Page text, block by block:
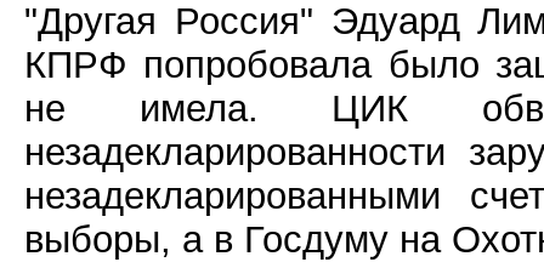
"Другая Россия" Эдуард
КПРФ попробовала было
не имела. ЦИК
незадекларированности
незадекларированными
выборы, а в Госдуму на